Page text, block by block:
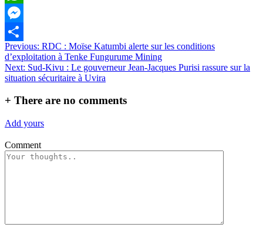
WhatsApp
Messenger
Partager
Navigation
de
l’article
Previous: RDC : Moïse Katumbi alerte sur les conditions
d’exploitation à Tenke Fungurume Mining
Next: Sud-Kivu : Le gouverneur Jean-Jacques Purisi rassure sur la
situation sécuritaire à Uvira
+ There are no comments
Add yours
Comment